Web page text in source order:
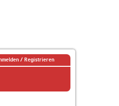
/ Registrieren